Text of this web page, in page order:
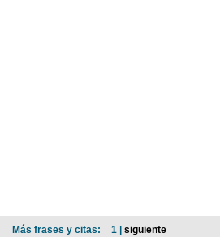
Más frases y citas: 1 | siguiente